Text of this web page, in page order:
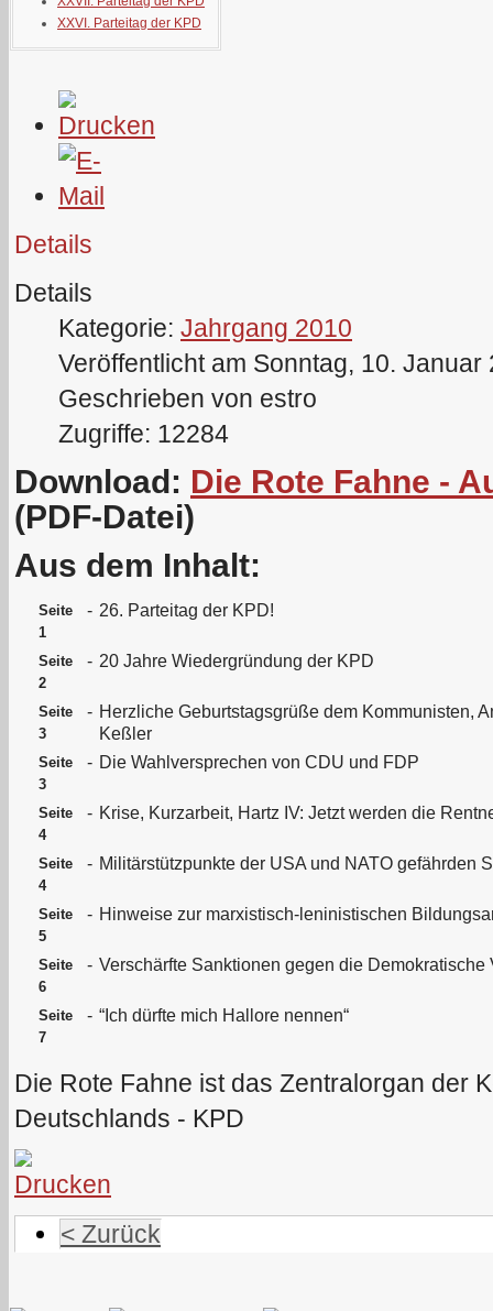
XXVI. Parteitag der KPD
Details
Details
Kategorie: Jahrgang 2010
Veröffentlicht am Sonntag, 10. Januar
Geschrieben von estro
Zugriffe: 12284
Download: Die Rote Fahne -
(PDF-Datei)
Aus dem Inhalt:
Seite
1
- 26. Parteitag der KPD!
Seite
2
- 20 Jahre Wiedergründung der KPD
Seite
3
- Herzliche Geburtstagsgrüße dem Kommunisten,
Keßler
Seite
3
- Die Wahlversprechen von CDU und FDP
Seite
4
- Krise, Kurzarbeit, Hartz IV: Jetzt werden die
Seite
4
- Militärstützpunkte der USA und NATO gefährden
Seite
5
- Hinweise zur marxistisch-leninistischen
Seite
6
- Verschärfte Sanktionen gegen die Demokratische
Seite
7
- “Ich dürfte mich Hallore nennen“
Die Rote Fahne ist das Zentralorgan der
Deutschlands - KPD
< Zurück